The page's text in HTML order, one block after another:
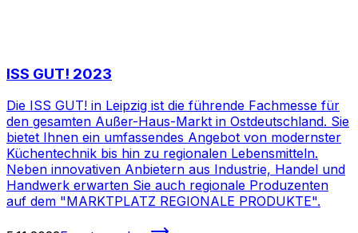
ISS GUT! 2023
Die ISS GUT! in Leipzig ist die führende Fachmesse für
den gesamten Außer-Haus-Markt in Ostdeutschland. Sie
bietet Ihnen ein umfassendes Angebot von modernster
Küchentechnik bis hin zu regionalen Lebensmitteln.
Neben innovativen Anbietern aus Industrie, Handel und
Handwerk erwarten Sie auch regionale Produzenten
auf dem "MARKTPLATZ REGIONALE PRODUKTE".